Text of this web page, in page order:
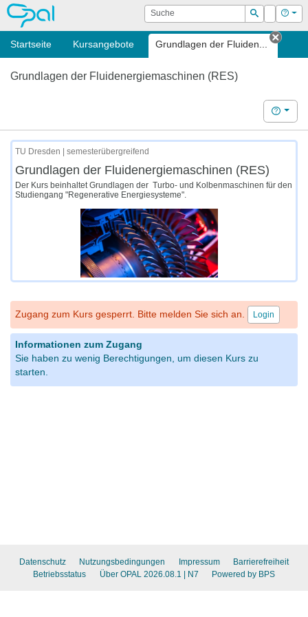
OPAL Suche
Suchen
Login Hilfe
Startseite Kursangebote Grundlagen der Fluiden...
Tab
Grundlagen der Fluidenergiemaschinen (RES)
Hilfe
TU Dresden | semesterübergreifend
Grundlagen der Fluidenergiemaschinen (RES)
Der Kurs beinhaltet Grundlagen der Turbo- und Kolbenmaschinen für den
Studiengang "Regenerative Energiesysteme".
Zugang zum Kurs gesperrt. Bitte melden Sie sich an. Login
Informationen zum Zugang
Sie haben zu wenig Berechtigungen, um diesen Kurs zu
starten.
Datenschutz Nutzungsbedingungen Impressum
Barrierefreiheit
Betriebsstatus
Über OPAL 2026.08.1 | N7 Powered by BPS